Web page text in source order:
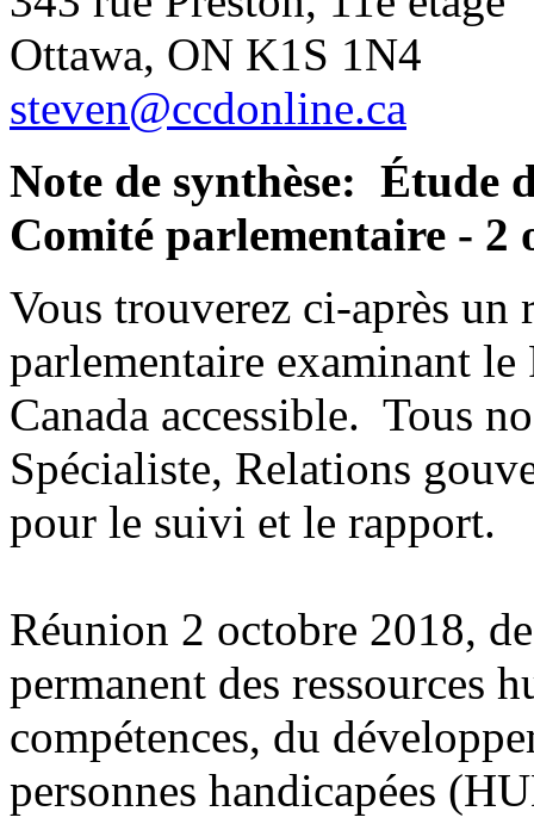
Ottawa, ON K1S 1N4
steven@ccdonline.ca
Note de synthèse: Étude
Comité parlementaire - 2
Vous trouverez ci-après un
parlementaire examinant
Canada accessible. Tous
Spécialiste, Relations
pour le suivi et le rapport.
Réunion 2 octobre 2018,
permanent des ressources
compétences, du
personnes handicapées